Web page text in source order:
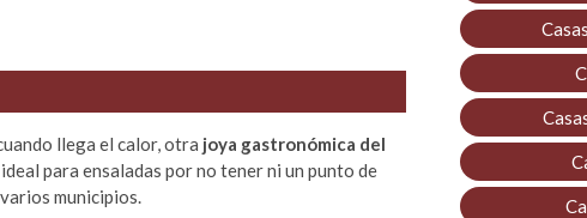
llega el calor, otra joya gastronómica del
para ensaladas por no tener ni un punto de
municipios.